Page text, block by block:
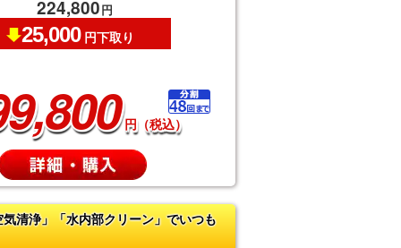
224,800円
25,000 円下取り
円（税込）
清浄」「水内部クリーン」でいつも